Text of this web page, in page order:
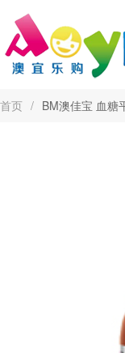
首页 / BM澳佳宝 血糖